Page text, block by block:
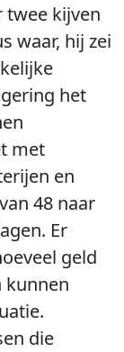
twee kijven
waar, hij zei
het
met
en
48 naar
Er
geld
kunnen
die